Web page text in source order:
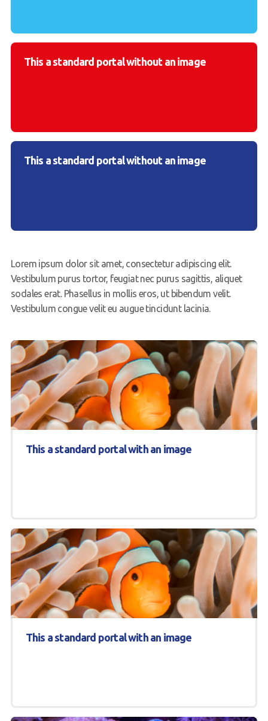
This a standard portal without an image
This a standard portal without an image
Lorem ipsum dolor sit amet, consectetur adipiscing elit.
Vestibulum purus tortor, feugiat nec purus sagittis, aliquet
sodales erat. Phasellus in mollis eros, ut bibendum velit.
Vestibulum congue velit eu augue tincidunt lacinia.
This a standard portal with an image
This a standard portal with an image